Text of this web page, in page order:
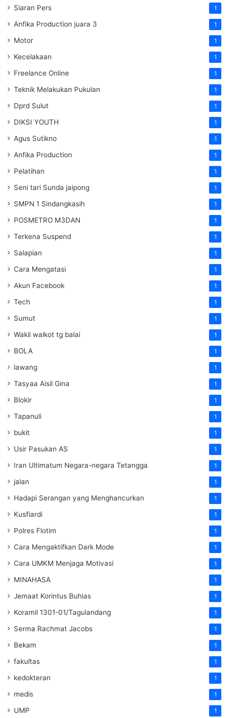
Siaran Pers 1
Anfika Production juara 3 1
Motor 1
Kecelakaan 1
Freelance Online 1
Teknik Melakukan Pukulan 1
Dprd Sulut 1
DIKSI YOUTH 1
Agus Sutikno 1
Anfika Production 1
Pelatihan 1
Seni tari Sunda jaipong 1
SMPN 1 Sindangkasih 1
POSMETRO M3DAN 1
Terkena Suspend 1
Salapian 1
Cara Mengatasi 1
Akun Facebook 1
Tech 1
Sumut 1
Wakil walkot tg balai 1
BOLA 1
lawang 1
Tasyaa Aisil Gina 1
Blokir 1
Tapanuli 1
bukit 1
Usir Pasukan AS 1
Iran Ultimatum Negara-negara Tetangga 1
jalan 1
Hadapi Serangan yang Menghancurkan 1
Kusfiardi 1
Polres Flotim 1
Cara Mengaktifkan Dark Mode 1
Cara UMKM Menjaga Motivasi 1
MINAHASA 1
Jemaat Korintus Buhias 1
Koramil 1301-01/Tagulandang 1
Serma Rachmat Jacobs 1
Bekam 1
fakultas 1
kedokteran 1
medis 1
UMP 1